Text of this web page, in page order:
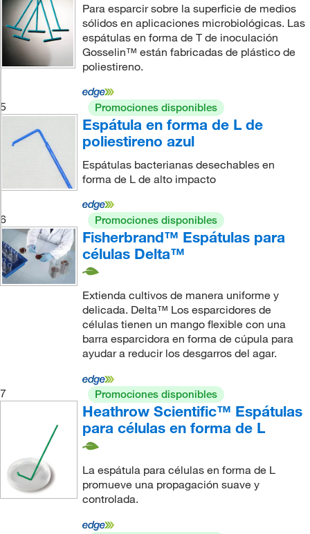
Para esparcir sobre la superficie de medios
sólidos en aplicaciones microbiológicas. Las
espátulas en forma de T de inoculación
Gosselin™ están fabricadas de plástico de
poliestireno.
5 Promociones disponibles
Espátula en forma de L de
poliestireno azul
Espátulas bacterianas desechables en
forma de L de alto impacto
6 Promociones disponibles
Fisherbrand™ Espátulas para
células Delta™
Extienda cultivos de manera uniforme y
delicada. Delta™ Los esparcidores de
células tienen un mango flexible con una
barra esparcidora en forma de cúpula para
ayudar a reducir los desgarros del agar.
7 Promociones disponibles
Heathrow Scientific™ Espátulas
para células en forma de L
La espátula para células en forma de L
promueve una propagación suave y
controlada.